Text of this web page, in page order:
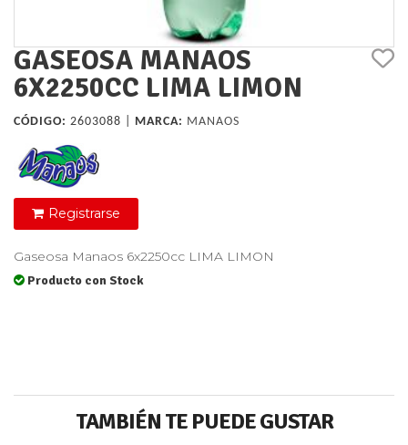
GASEOSA MANAOS
6X2250CC LIMA LIMON
CÓDIGO: 2603088 | MARCA: MANAOS
Registrarse
Gaseosa Manaos 6x2250cc LIMA LIMON
Producto con Stock
TAMBIÉN TE PUEDE GUSTAR